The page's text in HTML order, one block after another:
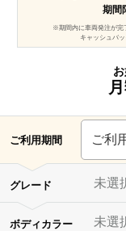
期間
※期間内に車両発注が完
キャッシュバ
ご利用期間 ご利
グレード 未選
ボディカラー 未選